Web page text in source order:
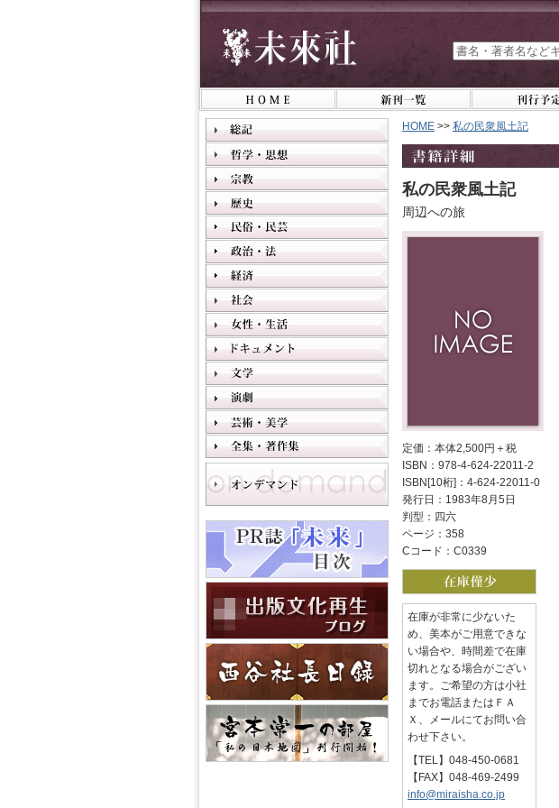
HOME >> 私の民衆風土記
私の民衆風土記
周辺への旅
定価：本体2,500円＋税
ISBN：978-4-624-22011-2
ISBN[10桁]：4-624-22011-0
発行日：1983年8月5日
判型：四六
ページ：358
Cコード：C0339
在庫が非常に少ないた
め、美本がご用意できな
い場合や、時間差で在庫
切れとなる場合がござい
ます。ご希望の方は小社
までお電話またはＦＡ
Ｘ、メールにてお問い合
わせ下さい。
【TEL】048-450-0681
【FAX】048-469-2499
info@miraisha.co.jp